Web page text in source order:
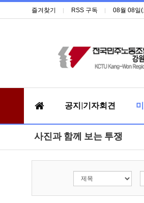
즐겨찾기 RSS 구독 08월 08일(
공지|기자회견
사진과 함께 보는 투쟁